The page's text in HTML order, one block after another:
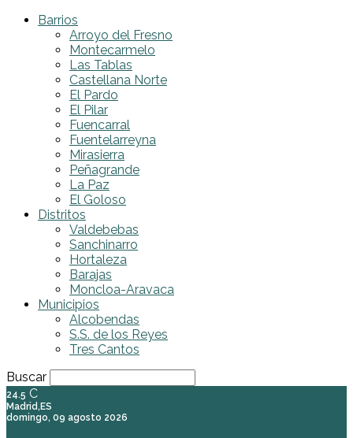
Barrios
Arroyo del Fresno
Montecarmelo
Las Tablas
Castellana Norte
El Pardo
El Pilar
Fuencarral
Fuentelarreyna
Mirasierra
Peñagrande
La Paz
El Goloso
Distritos
Valdebebas
Sanchinarro
Hortaleza
Barajas
Moncloa-Aravaca
Municipios
Alcobendas
S.S. de los Reyes
Tres Cantos
Buscar
24.5 C
Madrid,ES
domingo, 09 agosto 2026